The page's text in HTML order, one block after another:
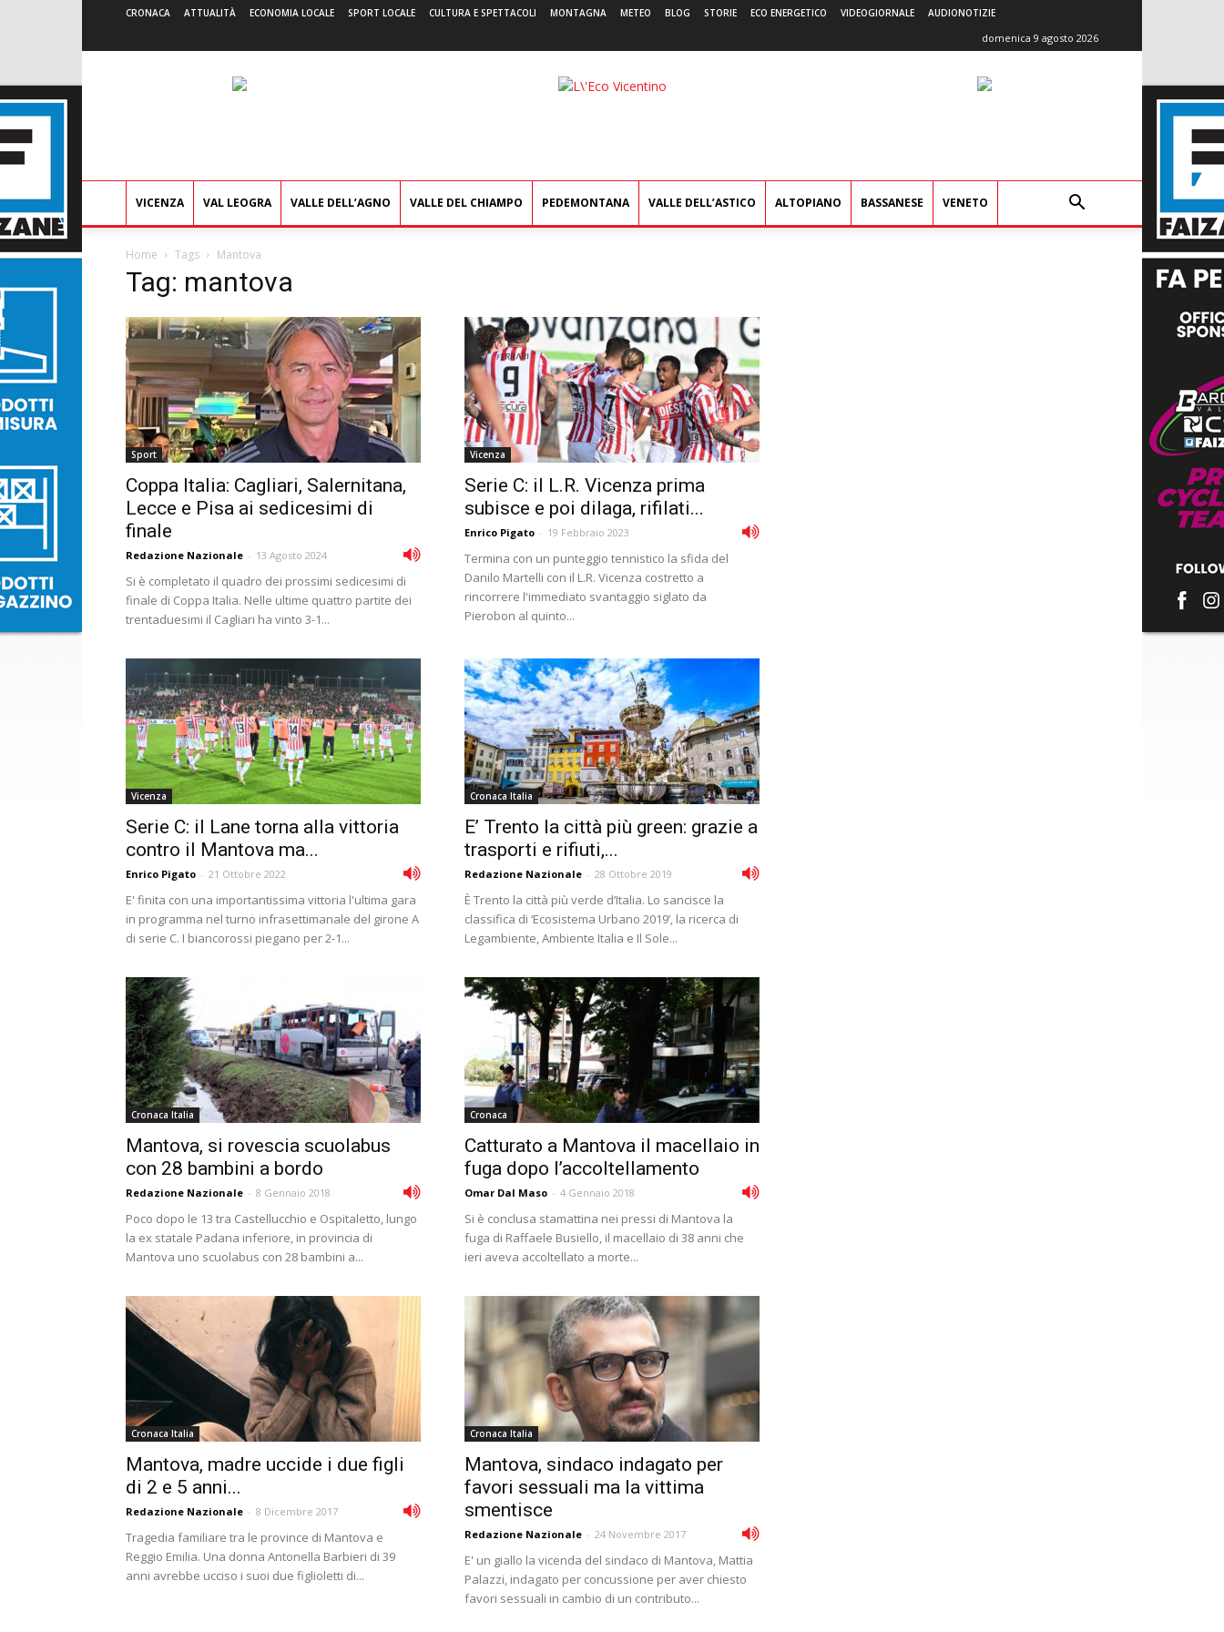
CRONACA ATTUALITÀ ECONOMIA LOCALE SPORT LOCALE CULTURA E SPETTACOLI MONTAGNA METEO BLOG STORIE ECO ENERGETICO VIDEOGIORNALE AUDIONOTIZIE
domenica 9 agosto 2026
L'Eco
VICENZA VAL LEOGRA VALLE DELL’AGNO VALLE DEL CHIAMPO PEDEMONTANA VALLE DELL’ASTICO ALTOPIANO BASSANESE VENETO
Home Tags Mantova
Tag: mantova
Sport
Coppa Italia: Cagliari, Salernitana,
Lecce e Pisa ai sedicesimi di
finale
Redazione Nazionale - 13 Agosto 2024
Si è completato il quadro dei prossimi sedicesimi di
finale di Coppa Italia. Nelle ultime quattro partite dei
trentaduesimi il Cagliari ha vinto 3-1...
Vicenza
Serie C: il L.R. Vicenza prima
subisce e poi dilaga, rifilati...
Enrico Pigato - 19 Febbraio 2023
Termina con un punteggio tennistico la sfida del
Danilo Martelli con il L.R. Vicenza costretto a
rincorrere l'immediato svantaggio siglato da
Pierobon al quinto...
Vicenza
Serie C: il Lane torna alla vittoria
contro il Mantova ma...
Enrico Pigato - 21 Ottobre 2022
E' finita con una importantissima vittoria l'ultima gara
in programma nel turno infrasettimanale del girone A
di serie C. I biancorossi piegano per 2-1...
Cronaca Italia
E’ Trento la città più green: grazie a
trasporti e rifiuti,...
Redazione Nazionale - 28 Ottobre 2019
È Trento la città più verde d’Italia. Lo sancisce la
classifica di ‘Ecosistema Urbano 2019’, la ricerca di
Legambiente, Ambiente Italia e Il Sole...
Cronaca Italia
Mantova, si rovescia scuolabus
con 28 bambini a bordo
Redazione Nazionale - 8 Gennaio 2018
Poco dopo le 13 tra Castellucchio e Ospitaletto, lungo
la ex statale Padana inferiore, in provincia di
Mantova uno scuolabus con 28 bambini a...
Cronaca
Catturato a Mantova il macellaio in
fuga dopo l’accoltellamento
Omar Dal Maso - 4 Gennaio 2018
Si è conclusa stamattina nei pressi di Mantova la
fuga di Raffaele Busiello, il macellaio di 38 anni che
ieri aveva accoltellato a morte...
Cronaca Italia
Mantova, madre uccide i due figli
di 2 e 5 anni...
Redazione Nazionale - 8 Dicembre 2017
Tragedia familiare tra le province di Mantova e
Reggio Emilia. Una donna Antonella Barbieri di 39
anni avrebbe ucciso i suoi due figlioletti di...
Cronaca Italia
Mantova, sindaco indagato per
favori sessuali ma la vittima
smentisce
Redazione Nazionale - 24 Novembre 2017
E' un giallo la vicenda del sindaco di Mantova, Mattia
Palazzi, indagato per concussione per aver chiesto
favori sessuali in cambio di un contributo...